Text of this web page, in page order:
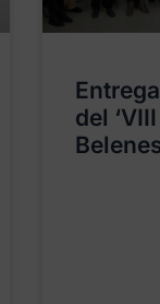
del